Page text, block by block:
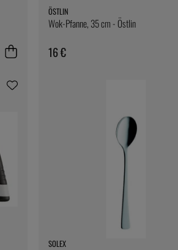
ÖSTLIN
Wok-Pfanne, 35 cm - Östlin
16 €
SOLEX